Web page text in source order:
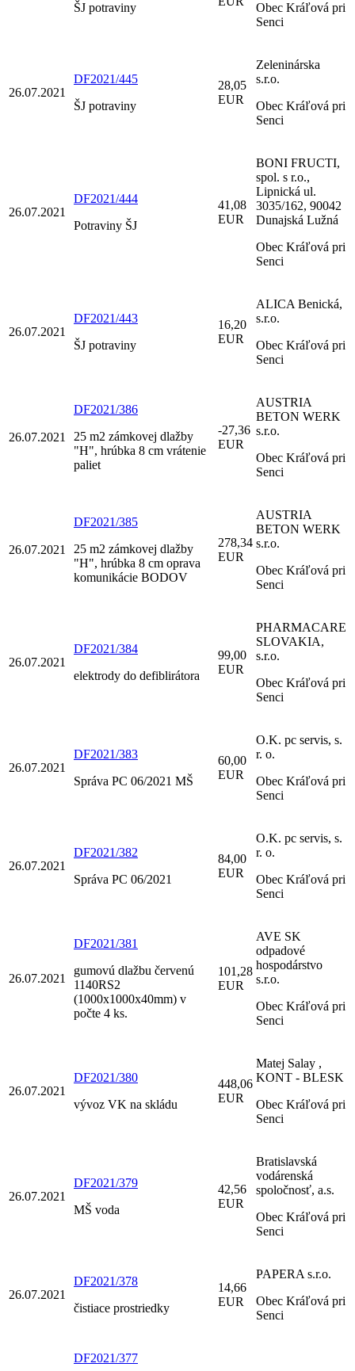
ŠJ potraviny
Obec Kráľová pri
Senci
26.07.2021
DF2021/445
ŠJ potraviny
28,05
EUR
Zeleninárska
s.r.o.
Obec Kráľová pri
Senci
26.07.2021
DF2021/444
Potraviny ŠJ
41,08
EUR
BONI FRUCTI,
spol. s r.o.,
Lipnická ul.
3035/162, 90042
Dunajská Lužná
Obec Kráľová pri
Senci
26.07.2021
DF2021/443
ŠJ potraviny
16,20
EUR
ALICA Benická,
s.r.o.
Obec Kráľová pri
Senci
26.07.2021
DF2021/386
25 m2 zámkovej dlažby
"H", hrúbka 8 cm vrátenie
paliet
-27,36
EUR
AUSTRIA
BETON WERK
s.r.o.
Obec Kráľová pri
Senci
26.07.2021
DF2021/385
25 m2 zámkovej dlažby
"H", hrúbka 8 cm oprava
komunikácie BODOV
278,34
EUR
AUSTRIA
BETON WERK
s.r.o.
Obec Kráľová pri
Senci
26.07.2021
DF2021/384
elektrody do defiblirátora
99,00
EUR
PHARMACARE
SLOVAKIA,
s.r.o.
Obec Kráľová pri
Senci
26.07.2021
DF2021/383
Správa PC 06/2021 MŠ
60,00
EUR
O.K. pc servis, s.
r. o.
Obec Kráľová pri
Senci
26.07.2021
DF2021/382
Správa PC 06/2021
84,00
EUR
O.K. pc servis, s.
r. o.
Obec Kráľová pri
Senci
26.07.2021
DF2021/381
gumovú dlažbu červenú
1140RS2
(1000x1000x40mm) v
počte 4 ks.
101,28
EUR
AVE SK
odpadové
hospodárstvo
s.r.o.
Obec Kráľová pri
Senci
26.07.2021
DF2021/380
vývoz VK na skládu
448,06
EUR
Matej Salay ,
KONT - BLESK
Obec Kráľová pri
Senci
26.07.2021
DF2021/379
MŠ voda
42,56
EUR
Bratislavská
vodárenská
spoločnosť, a.s.
Obec Kráľová pri
Senci
26.07.2021
DF2021/378
čistiace prostriedky
14,66
EUR
PAPERA s.r.o.
Obec Kráľová pri
Senci
DF2021/377